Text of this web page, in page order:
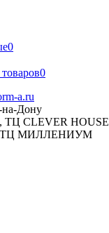
0
0
a.ru
на-Дону
ТЦ CLEVER HOUSE
ТЦ МИЛЛЕНИУМ